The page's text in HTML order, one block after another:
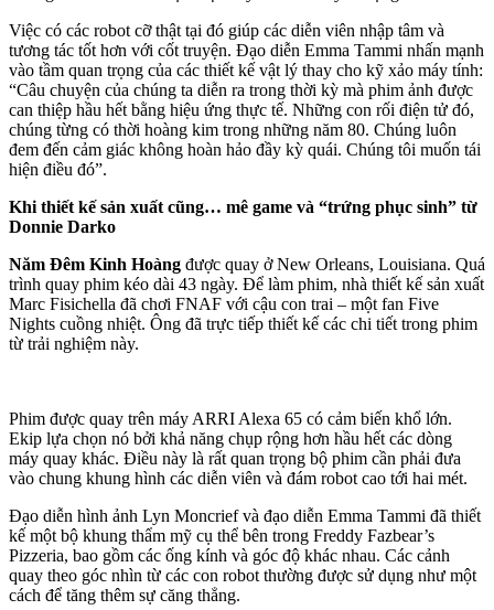
Việc có các robot cỡ thật tại đó giúp các diễn viên nhập tâm và
tương tác tốt hơn với cốt truyện. Đạo diễn Emma Tammi nhấn mạnh
vào tầm quan trọng của các thiết kế vật lý thay cho kỹ xảo máy tính:
“Câu chuyện của chúng ta diễn ra trong thời kỳ mà phim ảnh được
can thiệp hầu hết bằng hiệu ứng thực tế. Những con rối điện tử đó,
chúng từng có thời hoàng kim trong những năm 80. Chúng luôn
đem đến cảm giác không hoàn hảo đầy kỳ quái. Chúng tôi muốn tái
hiện điều đó”.
Khi thiết kế sản xuất cũng… mê game và “trứng phục sinh” từ
Donnie Darko
Năm Đêm Kinh Hoàng được quay ở New Orleans, Louisiana. Quá
trình quay phim kéo dài 43 ngày. Để làm phim, nhà thiết kế sản xuất
Marc Fisichella đã chơi FNAF với cậu con trai – một fan Five
Nights cuồng nhiệt. Ông đã trực tiếp thiết kế các chi tiết trong phim
từ trải nghiệm này.
Phim được quay trên máy ARRI Alexa 65 có cảm biến khổ lớn.
Ekip lựa chọn nó bởi khả năng chụp rộng hơn hầu hết các dòng
máy quay khác. Điều này là rất quan trọng bộ phim cần phải đưa
vào chung khung hình các diễn viên và đám robot cao tới hai mét.
Đạo diễn hình ảnh Lyn Moncrief và đạo diễn Emma Tammi đã thiết
kế một bộ khung thẩm mỹ cụ thể bên trong Freddy Fazbear’s
Pizzeria, bao gồm các ống kính và góc độ khác nhau. Các cảnh
quay theo góc nhìn từ các con robot thường được sử dụng như một
cách để tăng thêm sự căng thẳng.